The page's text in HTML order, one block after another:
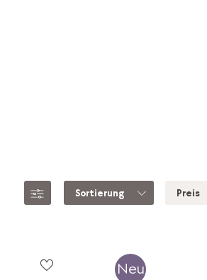
Sortierung Preis
Neu